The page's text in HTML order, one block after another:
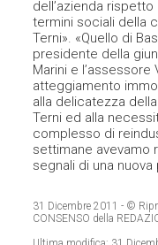
dell’azienda
termini sociali della
Terni». «Quello di
presidente della
Marini e
atteggiamento
alla delicatezza
Terni ed alla
complesso di
settimane avevamo
segnali di una
31 Dicembre 2011 - ©
CONSENSO della